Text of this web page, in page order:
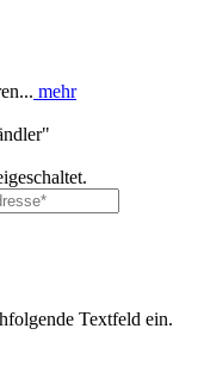
mehr
Textfeld ein.